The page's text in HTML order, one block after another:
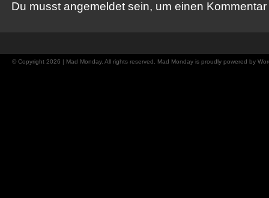
Du musst angemeldet sein, um einen
© Copyright 2026 | Mad Monday. All rights reserved. Mad Monday is proudly powered by